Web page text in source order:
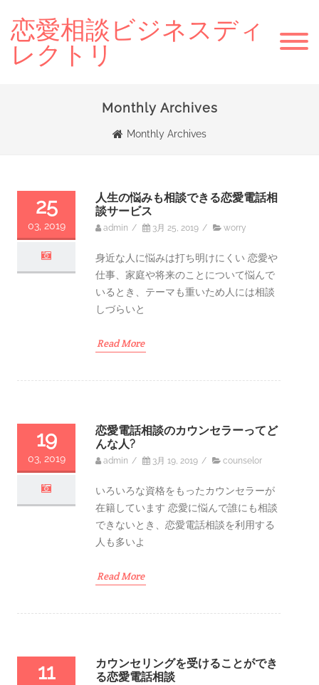
恋愛相談ビジネスディ
レクトリ
Monthly Archives
Monthly Archives
25
03, 2019
人生の悩みも相談できる恋愛電話相
談サービス
admin / 3月 25, 2019 / worry
身近な人に悩みは打ち明けにくい 恋愛や
仕事、家庭や将来のことについて悩んで
いるとき、テーマも重いため人には相談
しづらいと
Read More
19
03, 2019
恋愛電話相談のカウンセラーってど
んな人?
admin / 3月 19, 2019 / counselor
いろいろな資格をもったカウンセラーが
在籍しています 恋愛に悩んで誰にも相談
できないとき、恋愛電話相談を利用する
人も多いよ
Read More
11
カウンセリングを受けることができ
る恋愛電話相談